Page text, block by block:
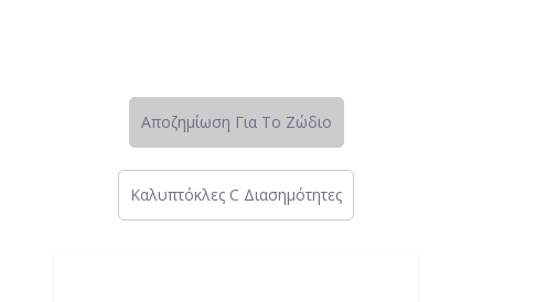
Αποζημίωση Για Το Ζώδιο
Καλυπτόκλες C Διασημότητες